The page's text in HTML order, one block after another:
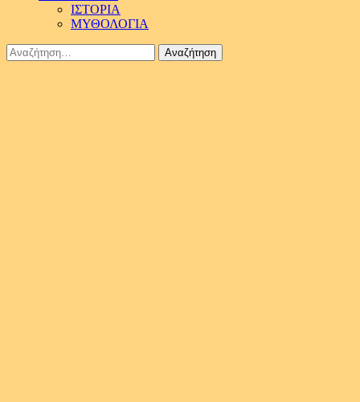
ΙΣΤΟΡΙΑ
ΜΥΘΟΛΟΓΙΑ
Αναζήτηση
για: